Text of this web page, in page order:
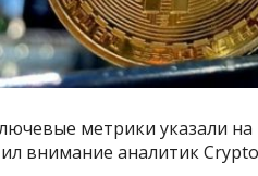
метрики указали
внимание аналитик